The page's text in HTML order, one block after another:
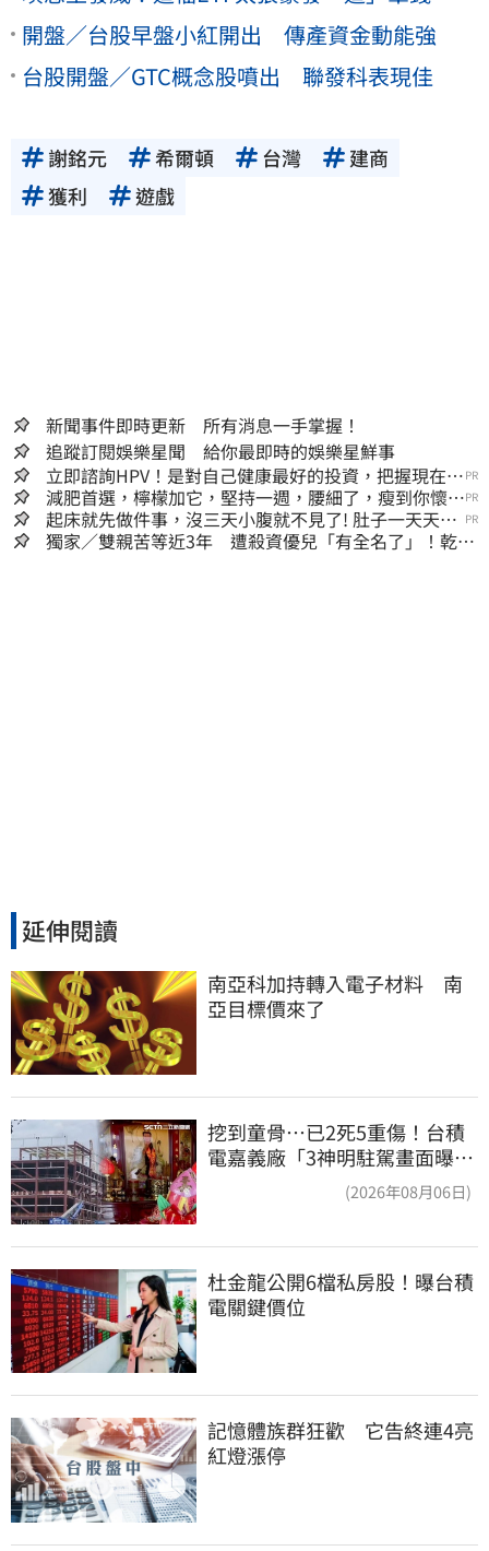
開盤／台股早盤小紅開出 傳產資金動能強
台股開盤／GTC概念股噴出 聯發科表現佳
謝銘元 希爾頓 台灣
建商
獲利
遊戲
新聞事件即時更新 所有消息一手掌握！
追蹤訂閱娛樂星聞 給你最即時的娛樂星鮮事
立即諮詢HPV！是對自己健康最好的投資，把握現在不
嫌晚！
PR
減肥首選，檸檬加它，堅持一週，腰細了，瘦到你懷疑
人生
PR
起床就先做件事，沒三天小腹就不見了! 肚子一天天變
小！
PR
獨家／雙親苦等近3年 遭殺資優兒「有全名了」！乾妹
延伸閱讀
南亞科加持轉入電子材料　南
亞目標價來了
挖到童骨…已2死5重傷！台積
電嘉義廠「3神明駐駕畫面曝
(2026年08月06日)
杜金龍公開6檔私房股！曝台積
電關鍵價位
記憶體族群狂歡　它告終連4亮
紅燈漲停